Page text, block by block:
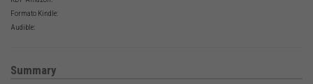
Formato Kindle:
Audible:
Summary